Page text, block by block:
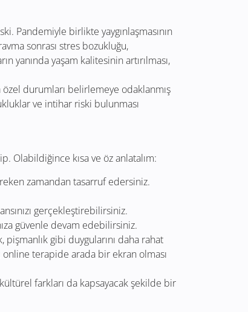
Pandemiyle birlikte yaygınlaşmasının
sonrası stres bozukluğu,
yanında yaşam kalitesinin artırılması,
özel durumları belirlemeye odaklanmış
ve intihar riski bulunması
Olabildiğince kısa ve öz anlatalım:
zamandan tasarruf edersiniz.
gerçekleştirebilirsiniz.
güvenle devam edebilirsiniz.
gibi duygularını daha rahat
terapide arada bir ekran olması
farkları da kapsayacak şekilde bir